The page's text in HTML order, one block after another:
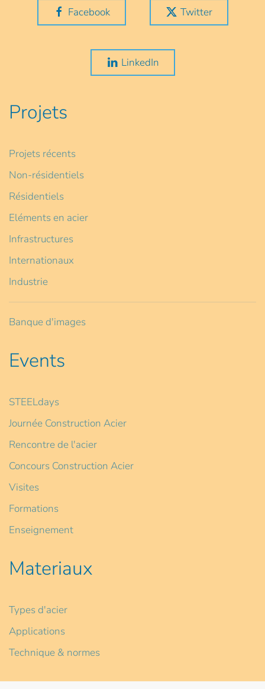
Facebook Twitter
LinkedIn
Projets
Projets récents
Non-résidentiels
Résidentiels
Eléments en acier
Infrastructures
Internationaux
Industrie
Banque d'images
Events
STEELdays
Journée Construction Acier
Rencontre de l'acier
Concours Construction Acier
Visites
Formations
Enseignement
Materiaux
Types d'acier
Applications
Technique & normes